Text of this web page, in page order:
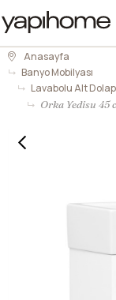
Anasayfa
Banyo Mobilyası
Lavabolu Alt
Orka Yedisu 45